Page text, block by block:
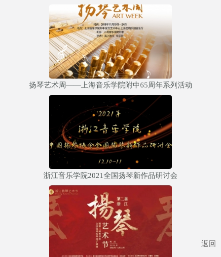
扬琴艺术周——上海音乐学院附中65周年系列活动
浙江音乐学院2021全国扬琴新作品研讨会
返回